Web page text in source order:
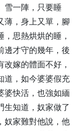
雪一陣，只要睡
薄，身上又單，腳
思熱烘烘的睡，
邊才守的幾年，後
嫁的體面不好，
道，如今婆婆假充
婆快活，也強如緬
生知道，奴家做了
奴家難對他說，他